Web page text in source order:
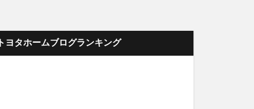
トヨタホームブログランキング